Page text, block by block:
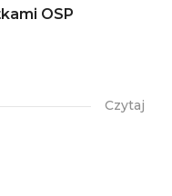
OSP
Czytaj